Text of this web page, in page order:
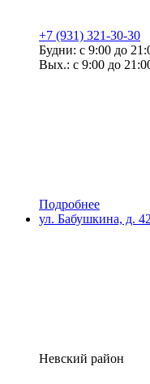
+7 (931) 321-30-30
Будни: с 9:00 до
Вых.: с 9:00 до
Подробнее
ул. Бабушкина, д.
Невский район